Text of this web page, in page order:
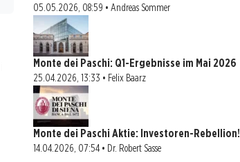
05.05.2026, 08:59 • Andreas Sommer
Monte dei Paschi: Q1-Ergebnisse im Mai 2026
25.04.2026, 13:33 • Felix Baarz
Monte dei Paschi Aktie: Investoren-Rebellion!
14.04.2026, 07:54 • Dr. Robert Sasse